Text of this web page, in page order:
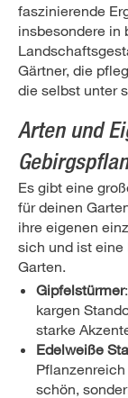
faszinierende
insbesondere in
Gärtner, die
die selbst unter
Arten und
Es gibt eine
für deinen
ihre eigenen
sich und ist eine
Garten.
Gipfelstürmer
kargen
starke
Edelweiße
schön,